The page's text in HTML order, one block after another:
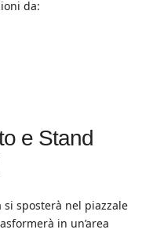
da:
e Stand
si sposterà nel piazzale
in un’area